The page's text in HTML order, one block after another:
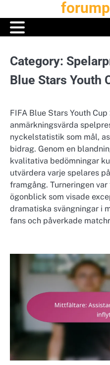
to
content
Category:
Blue Stars Youth
FIFA Blue Stars Youth
anmärkningsvärda
nyckelstatistik som mål,
bidrag. Genom en
kvalitativa bedömningar
utvärdera varje spelares
framgång. Turneringen
ögonblick som visade
dramatiska svängningar i
fans och påverkade